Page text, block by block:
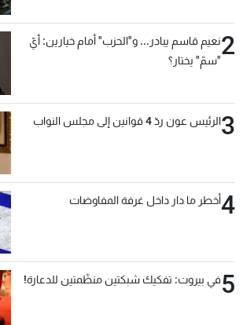
2نعيم قاسم يبادر... و"الحزب" أمام خيارين: أيّ
"سمّ" يختار؟
3الرئيس عون ردّ 4 قوانين إلى مجلس النواب
4أخطر ما دار داخل غرفة المفاوضات
5في بيروت: تفكيك شبكتين منظّمتين للدعارة!
عن MTV
شروط الإسـتخدام
سياسة الخصوصية